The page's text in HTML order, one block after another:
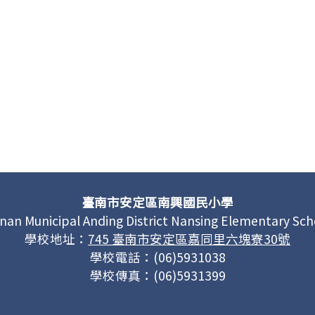
臺南市安定區南興國民小學
Municipal Anding District Nansing Elementary
學校地址： 745 臺南市安定區嘉同里六塊寮30號
學校電話：(06)5931038
學校傳真：(06)5931399